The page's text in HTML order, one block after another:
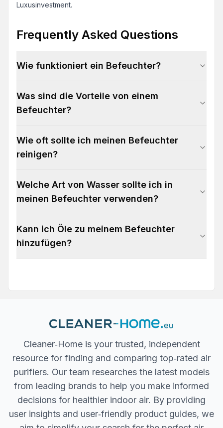
Luxusinvestment.
Frequently Asked Questions
Wie funktioniert ein Befeuchter?
Was sind die Vorteile von einem
Befeuchter?
Wie oft sollte ich meinen Befeuchter
reinigen?
Welche Art von Wasser sollte ich in
meinen Befeuchter verwenden?
Kann ich Öle zu meinem Befeuchter
hinzufügen?
Cleaner‐Home is your trusted, independent
resource for finding and comparing top‐rated air
purifiers. Our team researches the latest models
from leading brands to help you make informed
decisions for healthier indoor air. By providing
user insights and user‐friendly product guides, we